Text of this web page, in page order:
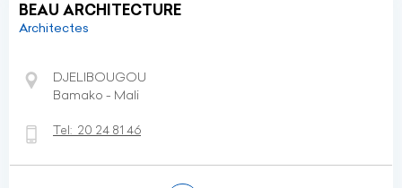
BEAU ARCHITECTURE
Architectes
DJELIBOUGOU
Bamako - Mali
Tel: 20 24 81 46